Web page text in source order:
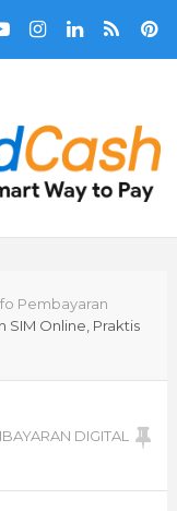
Pembayaran
SIM Online, Praktis
DIGITAL